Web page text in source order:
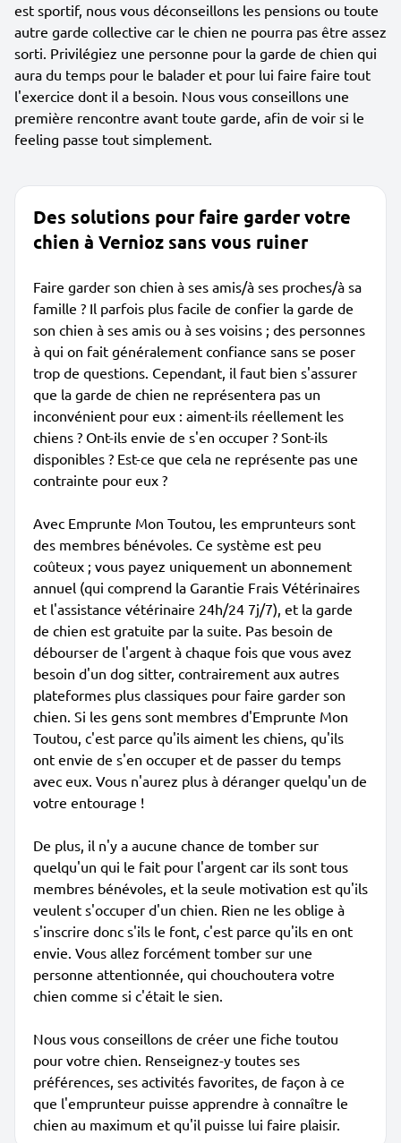
est sportif, nous vous déconseillons les pensions ou toute
autre garde collective car le chien ne pourra pas être assez
sorti. Privilégiez une personne pour la garde de chien qui
aura du temps pour le balader et pour lui faire faire tout
l'exercice dont il a besoin. Nous vous conseillons une
première rencontre avant toute garde, afin de voir si le
feeling passe tout simplement.
Des solutions pour faire garder votre
chien à Vernioz sans vous ruiner
Faire garder son chien à ses amis/à ses proches/à sa
famille ? Il parfois plus facile de confier la garde de
son chien à ses amis ou à ses voisins ; des personnes
à qui on fait généralement confiance sans se poser
trop de questions. Cependant, il faut bien s'assurer
que la garde de chien ne représentera pas un
inconvénient pour eux : aiment-ils réellement les
chiens ? Ont-ils envie de s'en occuper ? Sont-ils
disponibles ? Est-ce que cela ne représente pas une
contrainte pour eux ?
Avec Emprunte Mon Toutou, les emprunteurs sont
des membres bénévoles. Ce système est peu
coûteux ; vous payez uniquement un abonnement
annuel (qui comprend la Garantie Frais Vétérinaires
et l'assistance vétérinaire 24h/24 7j/7), et la garde
de chien est gratuite par la suite. Pas besoin de
débourser de l'argent à chaque fois que vous avez
besoin d'un dog sitter, contrairement aux autres
plateformes plus classiques pour faire garder son
chien. Si les gens sont membres d'Emprunte Mon
Toutou, c'est parce qu'ils aiment les chiens, qu'ils
ont envie de s'en occuper et de passer du temps
avec eux. Vous n'aurez plus à déranger quelqu'un de
votre entourage !
De plus, il n'y a aucune chance de tomber sur
quelqu'un qui le fait pour l'argent car ils sont tous
membres bénévoles, et la seule motivation est qu'ils
veulent s'occuper d'un chien. Rien ne les oblige à
s'inscrire donc s'ils le font, c'est parce qu'ils en ont
envie. Vous allez forcément tomber sur une
personne attentionnée, qui chouchoutera votre
chien comme si c'était le sien.
Nous vous conseillons de créer une fiche toutou
pour votre chien. Renseignez-y toutes ses
préférences, ses activités favorites, de façon à ce
que l'emprunteur puisse apprendre à connaître le
chien au maximum et qu'il puisse lui faire plaisir.